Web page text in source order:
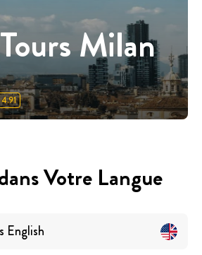
Milan
4.91
Votre Langue
English